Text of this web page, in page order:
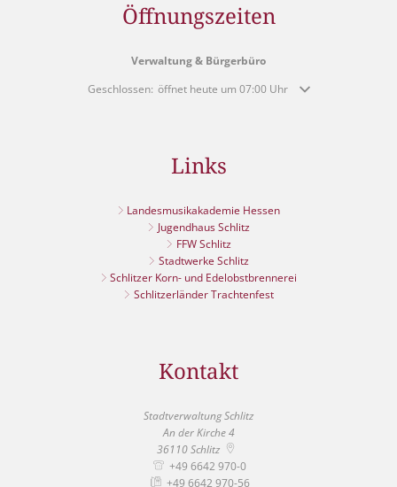
Öffnungszeiten
Verwaltung & Bürgerbüro
Klicken, um weitere Öffnungs- oder Schließzeiten
Geschlossen: öffnet heute um 07:00 Uhr
Links
Landesmusikakademie Hessen
Jugendhaus Schlitz
FFW Schlitz
Stadtwerke Schlitz
Schlitzer Korn- und Edelobstbrennerei
Schlitzerländer Trachtenfest
Kontakt
Stadtverwaltung Schlitz
An der Kirche 4
36110 Schlitz
+49 6642 970-0
+49 6642 970-56